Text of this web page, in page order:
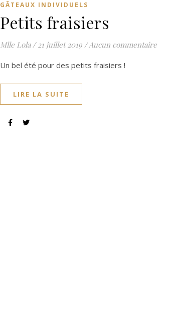
GÂTEAUX INDIVIDUELS
Petits fraisiers
Mlle Lola / 21 juillet 2019 /Aucun commentaire
Un bel été pour des petits fraisiers !
LIRE LA SUITE